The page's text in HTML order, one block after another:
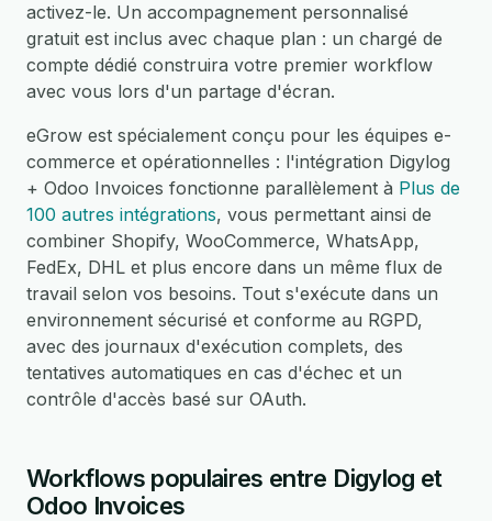
activez-le. Un accompagnement personnalisé
gratuit est inclus avec chaque plan : un chargé de
compte dédié construira votre premier workflow
avec vous lors d'un partage d'écran.
eGrow est spécialement conçu pour les équipes e-
commerce et opérationnelles : l'intégration Digylog
+ Odoo Invoices fonctionne parallèlement à Plus de
100 autres intégrations, vous permettant ainsi de
combiner Shopify, WooCommerce, WhatsApp,
FedEx, DHL et plus encore dans un même flux de
travail selon vos besoins. Tout s'exécute dans un
environnement sécurisé et conforme au RGPD,
avec des journaux d'exécution complets, des
tentatives automatiques en cas d'échec et un
contrôle d'accès basé sur OAuth.
Workflows populaires entre Digylog et
Odoo Invoices